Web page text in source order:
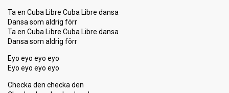
Ta en Cuba Libre Cuba Libre dansa
Dansa som aldrig förr
Ta en Cuba Libre Cuba Libre dansa
Dansa som aldrig förr
Eyo eyo eyo eyo
Eyo eyo eyo eyo
Checka den checka den